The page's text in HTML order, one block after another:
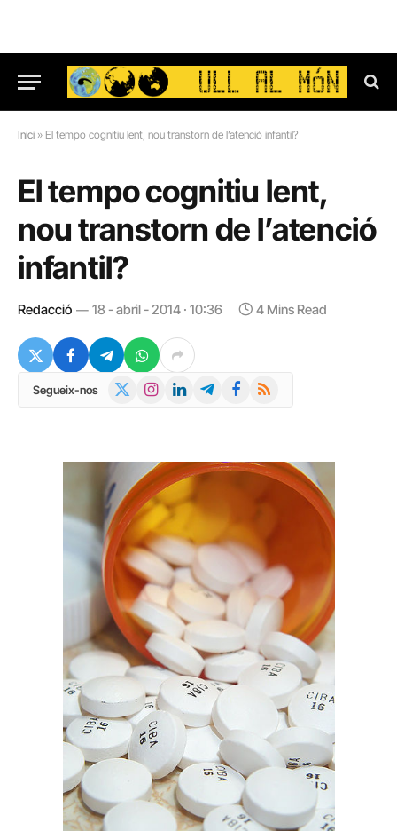
Inici » El tempo cognitiu lent, nou transtorn de l’atenció infantil?
El tempo cognitiu lent,
nou transtorn de l’atenció
infantil?
Redacció 18 - abril - 2014 · 10:36 4 Mins Read
Segueix-nos InstagramLinkedInTelegramFacebook
RSS